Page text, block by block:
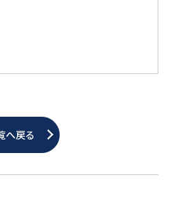
へ戻る